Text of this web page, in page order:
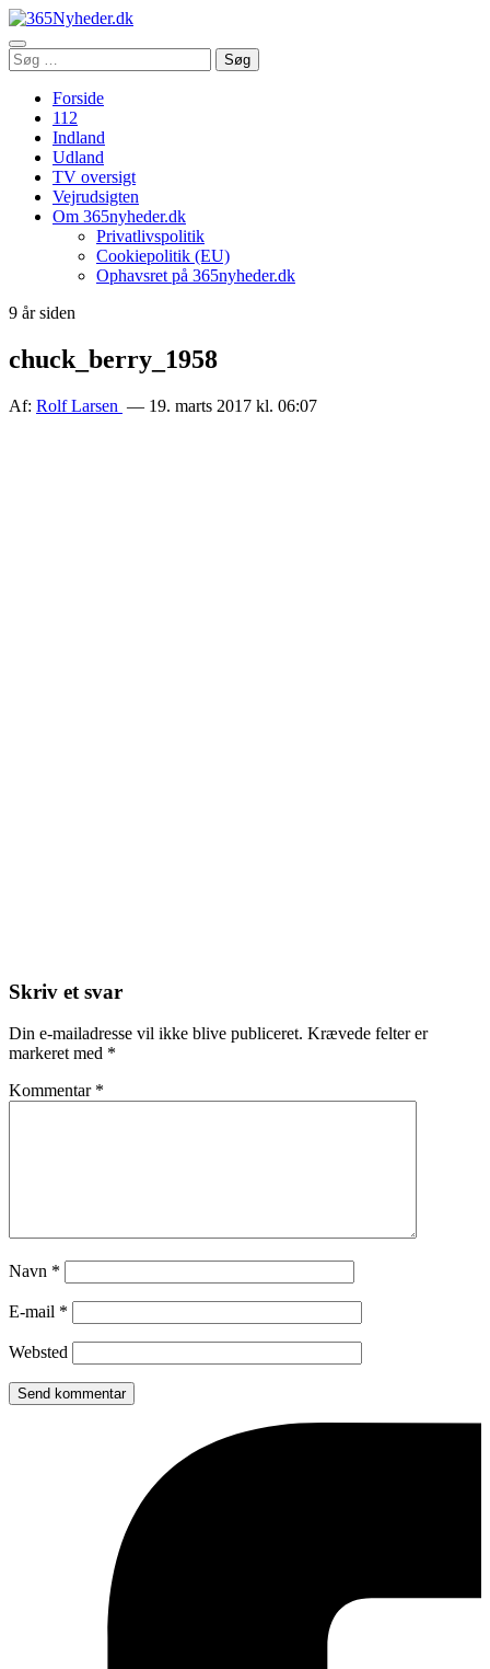
Åbn
menu
Søg
efter:
Søg
Forside
112
Indland
Udland
TV oversigt
Vejrudsigten
Om 365nyheder.dk
Privatlivspolitik
Cookiepolitik (EU)
Ophavsret på 365nyheder.dk
9 år siden
chuck_berry_1958
Af: Rolf Larsen — 19. marts 2017 kl. 06:07
Skriv et svar
Din e-mailadresse vil ikke blive publiceret. Krævede felter er
markeret med *
Kommentar *
Navn *
E-mail *
Websted